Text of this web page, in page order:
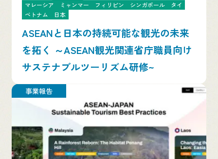
マレーシア
ミャンマー フィリピン シンガポール
タイ
ベトナム
日本
ASEANと日本の持続可能な観光の未来
を拓く ～ASEAN観光関連省庁職員向け
サステナブルツーリズム研修~
事業報告